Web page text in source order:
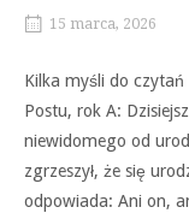
15 marca, 2026
Kilka myśli do czytań
Postu, rok A:
niewidomego od
zgrzeszył, że się
odpowiada: Ani on,